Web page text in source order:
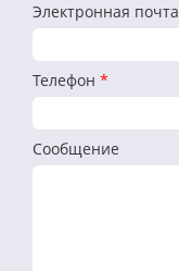
Электронная почта
Телефон *
Сообщение